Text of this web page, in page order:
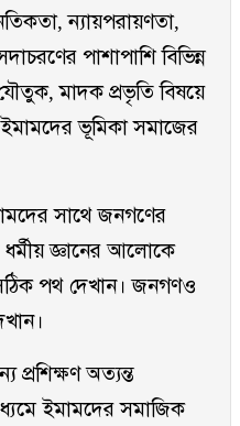
ন্যায়পরায়ণতা,
পাশাপাশি বিভিন্ন
মাদক প্রভৃতি বিষয়ে
ভূমিকা সমাজের
সাথে জনগণের
ধর্মীয় জ্ঞানের আলোকে
পথ দেখান। জনগণও
প্রশিক্ষণ অত্যন্ত
ইমামদের সমাজিক